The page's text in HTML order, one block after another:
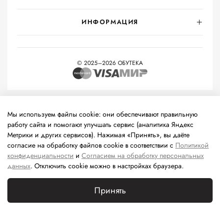
ИНФОРМАЦИЯ
© 2025–2026 ОБУТЕКА
технологии
(информационные технологии предоставления
информации на основе сбора, систематизации и анализа
сведений, относящихся к предпочтениям пользователей сети
«Интернет», находящихся на территории Российской
Федерации).
Мы используем файлы cookie: они обеспечивают правильную
работу сайта и помогают улучшать сервис (аналитика Яндекс
Метрики и других сервисов). Нажимая «Принять», вы даёте
согласие на обработку файлов cookie в соответствии с Политикой
конфиденциальности и Согласием на обработку персональных
данных. Отключить cookie можно в настройках браузера.
Принять